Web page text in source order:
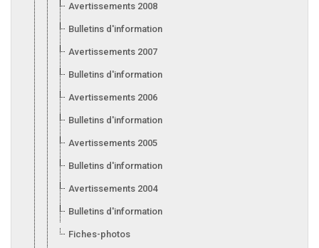
Avertissements 2008
Bulletins d'information 2008
Avertissements 2007
Bulletins d'information 2007
Avertissements 2006
Bulletins d'information 2006
Avertissements 2005
Bulletins d'information 2005
Avertissements 2004
Bulletins d'information 2004
Fiches-photos